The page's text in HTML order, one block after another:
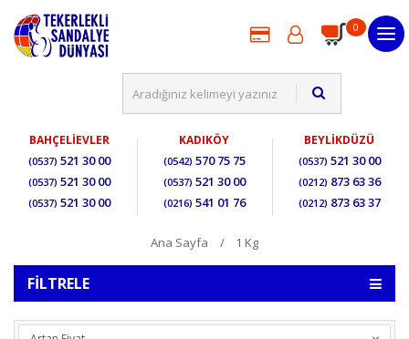
0
BAHÇELİEVLER
(0537) 521 30 00
(0537) 521 30 00
(0537) 521 30 00
KADIKÖY
(0542) 570 75 75
(0537) 521 30 00
(0216) 541 01 76
BEYLİKDÜZÜ
(0537) 521 30 00
(0212) 873 63 36
(0212) 873 63 37
Ana Sayfa 1 Kg
FILTRELE